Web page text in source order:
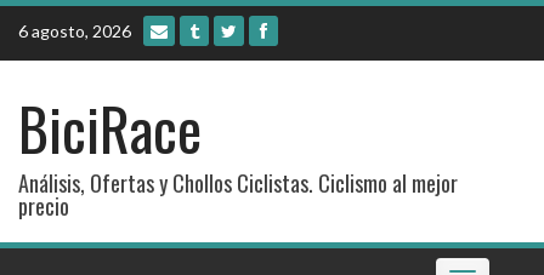
Skip
content
6 agosto, 2026
BiciRace
Análisis, Ofertas y Chollos Ciclistas. Ciclismo al mejor
precio